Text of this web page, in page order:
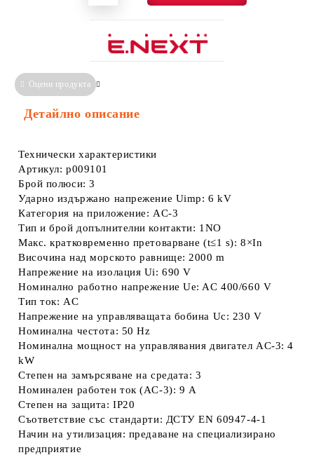
Оцени продукта
Детайлно описание
Технически характеристики
Артикул: p009101
Брой полюси: 3
Ударно издържано напрежение Uimp: 6 kV
Категория на приложение: AC-3
Тип и брой допълнителни контакти: 1NO
Макс. кратковременно претоварване (t≤1 s): 8×In
Височина над морското равнище: 2000 m
Напрежение на изолация Ui: 690 V
Номинално работно напрежение Ue: AC 400/660 V
Тип ток: AC
Напрежение на управляващата бобина Uc: 230 V
Номинална честота: 50 Hz
Номинална мощност на управлявания двигател AC-3: 4
kW
Степен на замърсяване на средата: 3
Номинален работен ток (AC-3): 9 A
Степен на защита: IP20
Съответствие със стандарти: ДСТУ EN 60947-4-1
Начин на утилизация: предаване на специализирано
предприятие